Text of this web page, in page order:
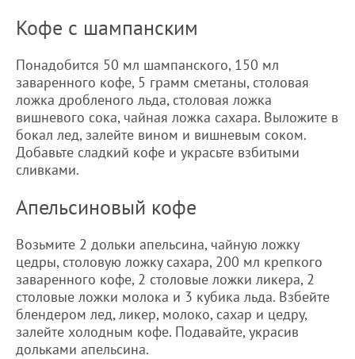
Кофе с шампанским
Понадобится 50 мл шампанского, 150 мл
заваренного кофе, 5 грамм сметаны, столовая
ложка дробленого льда, столовая ложка
вишневого сока, чайная ложка сахара. Выложите в
бокал лед, залейте вином и вишневым соком.
Добавьте сладкий кофе и украсьте взбитыми
сливками.
Апельсиновый кофе
Возьмите 2 дольки апельсина, чайную ложку
цедры, столовую ложку сахара, 200 мл крепкого
заваренного кофе, 2 столовые ложки ликера, 2
столовые ложки молока и 3 кубика льда. Взбейте
блендером лед, ликер, молоко, сахар и цедру,
залейте холодным кофе. Подавайте, украсив
дольками апельсина.